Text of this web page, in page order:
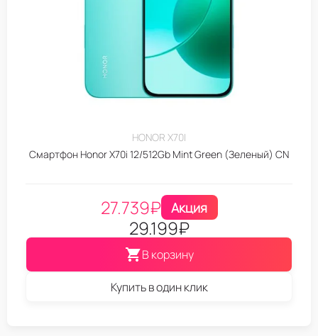
HONOR X70I
Смартфон Honor X70i 12/512Gb Mint Green (Зеленый) CN
27.739₽ Акция
29.199₽
В корзину
Купить в один клик